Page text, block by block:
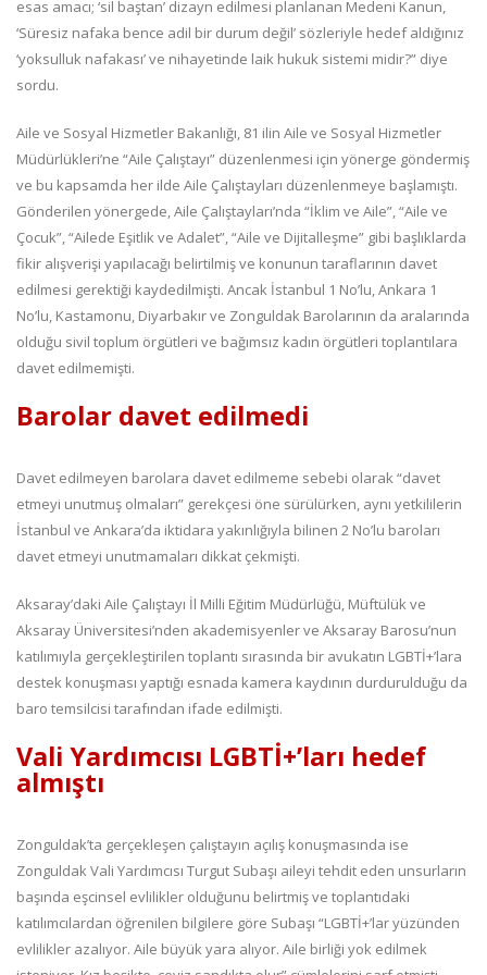
esas amacı; ‘sil baştan’ dizayn edilmesi planlanan Medeni Kanun,
‘Süresiz nafaka bence adil bir durum değil’ sözleriyle hedef aldığınız
‘yoksulluk nafakası’ ve nihayetinde laik hukuk sistemi midir?” diye
sordu.
Aile ve Sosyal Hizmetler Bakanlığı, 81 ilin Aile ve Sosyal Hizmetler
Müdürlükleri’ne “Aile Çalıştayı” düzenlenmesi için yönerge göndermiş
ve bu kapsamda her ilde Aile Çalıştayları düzenlenmeye başlamıştı.
Gönderilen yönergede, Aile Çalıştayları’nda “İklim ve Aile”, “Aile ve
Çocuk”, “Ailede Eşitlik ve Adalet”, “Aile ve Dijitalleşme” gibi başlıklarda
fikir alışverişi yapılacağı belirtilmiş ve konunun taraflarının davet
edilmesi gerektiği kaydedilmişti. Ancak İstanbul 1 No’lu, Ankara 1
No’lu, Kastamonu, Diyarbakır ve Zonguldak Barolarının da aralarında
olduğu sivil toplum örgütleri ve bağımsız kadın örgütleri toplantılara
davet edilmemişti.
Barolar davet edilmedi
Davet edilmeyen barolara davet edilmeme sebebi olarak “davet
etmeyi unutmuş olmaları” gerekçesi öne sürülürken, aynı yetkililerin
İstanbul ve Ankara’da iktidara yakınlığıyla bilinen 2 No’lu baroları
davet etmeyi unutmamaları dikkat çekmişti.
Aksaray’daki Aile Çalıştayı İl Milli Eğitim Müdürlüğü, Müftülük ve
Aksaray Üniversitesi’nden akademisyenler ve Aksaray Barosu’nun
katılımıyla gerçekleştirilen toplantı sırasında bir avukatın LGBTİ+’lara
destek konuşması yaptığı esnada kamera kaydının durdurulduğu da
baro temsilcisi tarafından ifade edilmişti.
Vali Yardımcısı LGBTİ+’ları hedef
almıştı
Zonguldak’ta gerçekleşen çalıştayın açılış konuşmasında ise
Zonguldak Vali Yardımcısı Turgut Subaşı aileyi tehdit eden unsurların
başında eşcinsel evlilikler olduğunu belirtmiş ve toplantıdaki
katılımcılardan öğrenilen bilgilere göre Subaşı “LGBTİ+’lar yüzünden
evlilikler azalıyor. Aile büyük yara alıyor. Aile birliği yok edilmek